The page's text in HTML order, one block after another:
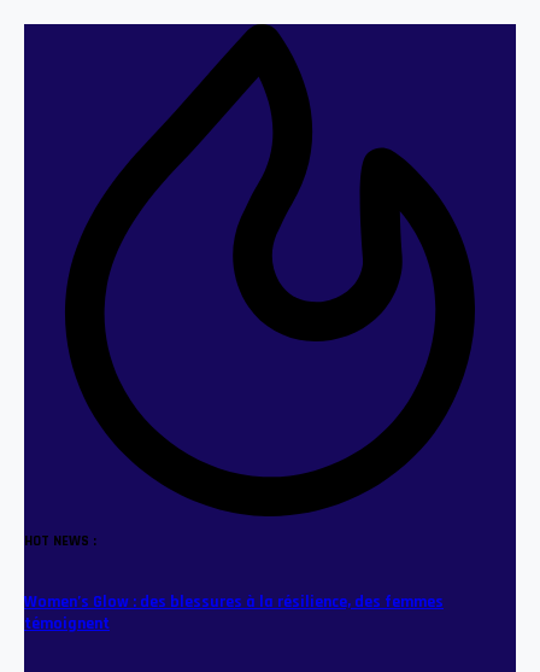
HOT NEWS :
Women’s Glow : des blessures à la résilience, des femmes
témoignent